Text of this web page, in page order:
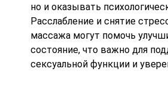
но и оказывать
Расслабление и снятие
массажа могут помочь
состояние, что важно для
сексуальной функции и